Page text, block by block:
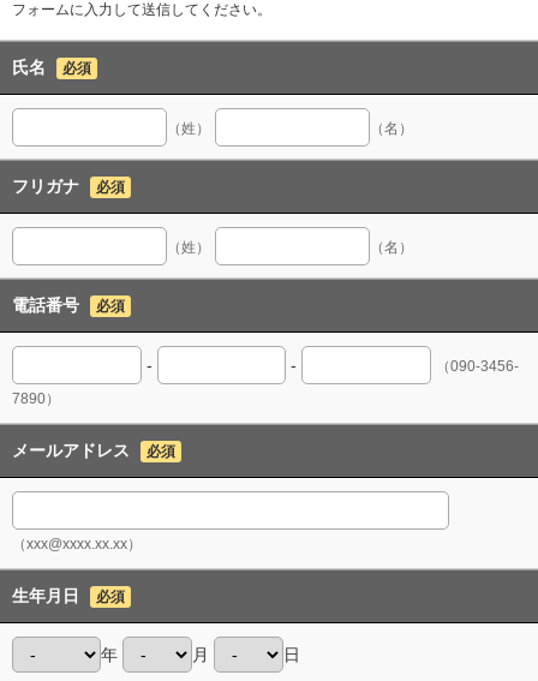
フォームに入力して送信してください。
氏名 必須
（姓） （名）
フリガナ 必須
（姓） （名）
電話番号 必須
- -
（090-3456-
7890）
メールアドレス 必須
（xxx@xxxx.xx.xx）
生年月日 必須
年 月 日